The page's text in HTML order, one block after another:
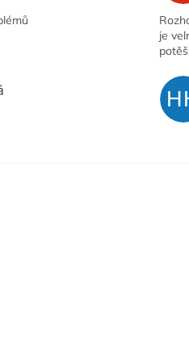
je
z 5 hvězdiček.